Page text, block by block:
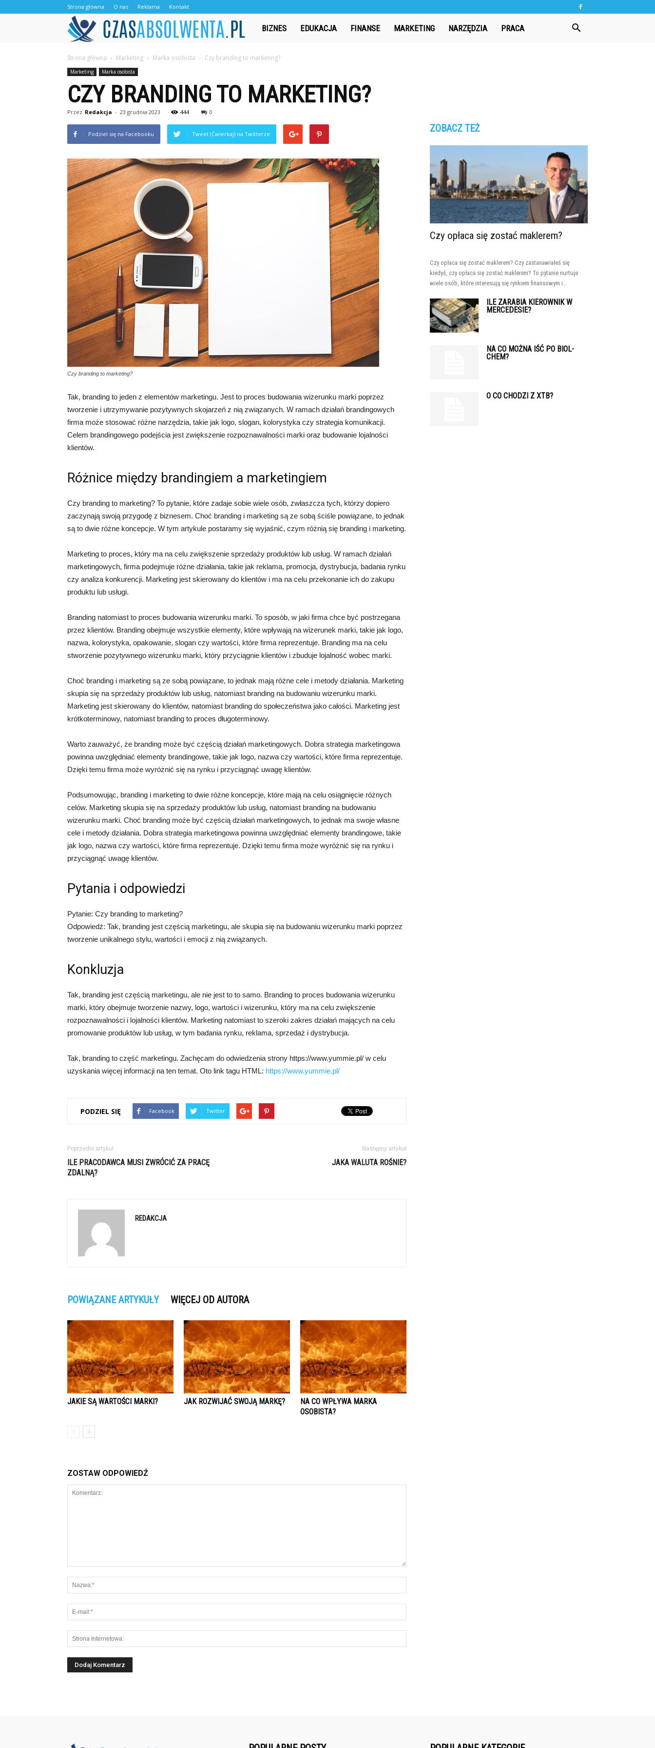
Strona główna O nas Reklama Kontakt
CzasAbsolwenta.pl
BIZNES EDUKACJA FINANSE MARKETING NARZĘDZIA PRACA
Strona główna Marketing Marka osobista Czy branding to marketing?
Marketing Marka osobista
CZY BRANDING TO MARKETING?
Przez Redakcja - 23 grudnia 2023 444 0
Podziel się na Facebooku Tweet (Ćwierkaj) na Twitterze
Czy branding to marketing?
Tak, branding to jeden z elementów marketingu. Jest to proces budowania wizerunku marki poprzez
tworzenie i utrzymywanie pozytywnych skojarzeń z nią związanych. W ramach działań brandingowych
firma może stosować różne narzędzia, takie jak logo, slogan, kolorystyka czy strategia komunikacji.
Celem brandingowego podejścia jest zwiększenie rozpoznawalności marki oraz budowanie lojalności
klientów.
Różnice między brandingiem a marketingiem
Czy branding to marketing? To pytanie, które zadaje sobie wiele osób, zwłaszcza tych, którzy dopiero
zaczynają swoją przygodę z biznesem. Choć branding i marketing są ze sobą ściśle powiązane, to jednak
są to dwie różne koncepcje. W tym artykule postaramy się wyjaśnić, czym różnią się branding i marketing.
Marketing to proces, który ma na celu zwiększenie sprzedaży produktów lub usług. W ramach działań
marketingowych, firma podejmuje różne działania, takie jak reklama, promocja, dystrybucja, badania rynku
czy analiza konkurencji. Marketing jest skierowany do klientów i ma na celu przekonanie ich do zakupu
produktu lub usługi.
Branding natomiast to proces budowania wizerunku marki. To sposób, w jaki firma chce być postrzegana
przez klientów. Branding obejmuje wszystkie elementy, które wpływają na wizerunek marki, takie jak logo,
nazwa, kolorystyka, opakowanie, slogan czy wartości, które firma reprezentuje. Branding ma na celu
stworzenie pozytywnego wizerunku marki, który przyciągnie klientów i zbuduje lojalność wobec marki.
Choć branding i marketing są ze sobą powiązane, to jednak mają różne cele i metody działania. Marketing
skupia się na sprzedaży produktów lub usług, natomiast branding na budowaniu wizerunku marki.
Marketing jest skierowany do klientów, natomiast branding do społeczeństwa jako całości. Marketing jest
krótkoterminowy, natomiast branding to proces długoterminowy.
Warto zauważyć, że branding może być częścią działań marketingowych. Dobra strategia marketingowa
powinna uwzględniać elementy brandingowe, takie jak logo, nazwa czy wartości, które firma reprezentuje.
Dzięki temu firma może wyróżnić się na rynku i przyciągnąć uwagę klientów.
Podsumowując, branding i marketing to dwie różne koncepcje, które mają na celu osiągnięcie różnych
celów. Marketing skupia się na sprzedaży produktów lub usług, natomiast branding na budowaniu
wizerunku marki. Choć branding może być częścią działań marketingowych, to jednak ma swoje własne
cele i metody działania. Dobra strategia marketingowa powinna uwzględniać elementy brandingowe, takie
jak logo, nazwa czy wartości, które firma reprezentuje. Dzięki temu firma może wyróżnić się na rynku i
przyciągnąć uwagę klientów.
Pytania i odpowiedzi
Pytanie: Czy branding to marketing?
Odpowiedź: Tak, branding jest częścią marketingu, ale skupia się na budowaniu wizerunku marki poprzez
tworzenie unikalnego stylu, wartości i emocji z nią związanych.
Konkluzja
Tak, branding jest częścią marketingu, ale nie jest to to samo. Branding to proces budowania wizerunku
marki, który obejmuje tworzenie nazwy, logo, wartości i wizerunku, który ma na celu zwiększenie
rozpoznawalności i lojalności klientów. Marketing natomiast to szeroki zakres działań mających na celu
promowanie produktów lub usług, w tym badania rynku, reklama, sprzedaż i dystrybucja.
Tak, branding to część marketingu. Zachęcam do odwiedzenia strony https://www.yummie.pl/ w celu
uzyskania więcej informacji na ten temat. Oto link tagu HTML: https://www.yummie.pl/
PODZIEL SIĘ Facebook Twitter
Poprzedni artykuł
ILE PRACODAWCA MUSI ZWRÓCIĆ ZA PRACĘ
ZDALNĄ?
Następny artykuł
JAKA WALUTA ROŚNIE?
REDAKCJA
POWIĄZANE ARTYKUŁY WIĘCEJ OD AUTORA
JAKIE SĄ WARTOŚCI MARKI? JAK ROZWIJAĆ SWOJĄ MARKĘ?
NA CO WPŁYWA MARKA
OSOBISTA?
ZOSTAW ODPOWIEDŹ
ZOBACZ TEŻ
Czy opłaca się zostać maklerem?
Czy opłaca się zostać maklerem? Czy zastanawiałeś się
kiedyś, czy opłaca się zostać maklerem? To pytanie nurtuje
wiele osób, które interesują się rynkiem finansowym i...
ILE ZARABIA KIEROWNIK W
MERCEDESIE?
NA CO MOŻNA IŚĆ PO BIOL-
CHEM?
O CO CHODZI Z XTB?